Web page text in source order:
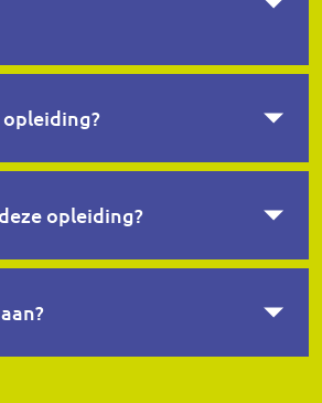
opleiding?